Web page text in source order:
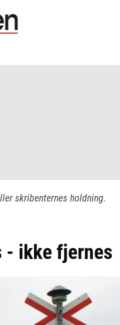
skribenternes holdning.
- ikke fjernes